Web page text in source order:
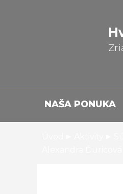
NAŠA PONUKA